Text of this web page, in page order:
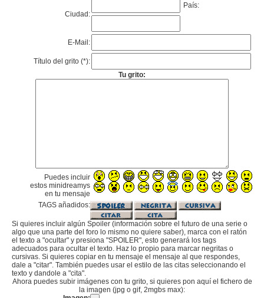
Ciudad:
País:
E-Mail:
Título del grito (*):
Tu grito:
Puedes incluir
estos minidreamys
en tu mensaje
TAGS añadidos:
Si quieres incluir algún Spoiler (información sobre el futuro de una serie o
algo que una parte del foro lo mismo no quiere saber), marca con el ratón
el texto a "ocultar" y presiona "SPOILER", esto generará los tags
adecuados para ocultar el texto. Haz lo propio para marcar negritas o
cursivas. Si quieres copiar en tu mensaje el mensaje al que respondes,
dale a "citar". También puedes usar el estilo de las citas seleccionando el
texto y dandole a "cita".
Ahora puedes subir imágenes con tu grito, si quieres pon aquí el fichero de
la imagen (jpg o gif, 2mgbs max):